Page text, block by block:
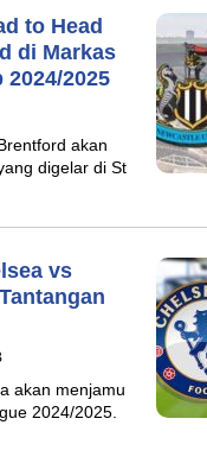
to Head
di Markas
2025
akan
digelar di St
vs
akan menjamu
2024/2025.